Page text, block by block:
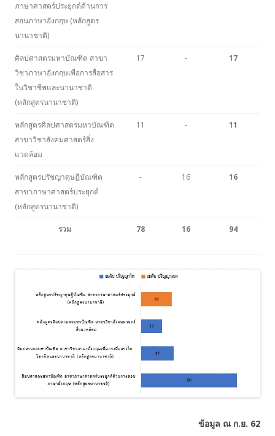
ภาษาศาสตร์ประยุกต์ด้านการ
สอนภาษาอังกฤษ (หลักสูตร
นานาชาติ)
ศิลปศาสตรมหาบัณฑิต สาขา
วิชาภาษาอังกฤษเพื่อการสื่อสาร
ในวิชาชีพและนานาชาติ
(หลักสูตรนานาชาติ)
17 - 17
หลักสูตรศิลปศาสตรมหาบัณฑิต
สาขาวิชาสังคมศาสตร์สิ่ง
แวดล้อม
11 - 11
หลักสูตรปรัชญาดุษฎีบัณฑิต
สาขาภาษาศาสตร์ประยุกต์
(หลักสูตรนานาชาติ)
- 16 16
รวม 78 16 94
ข้อมูล ณ ก.ย. 62